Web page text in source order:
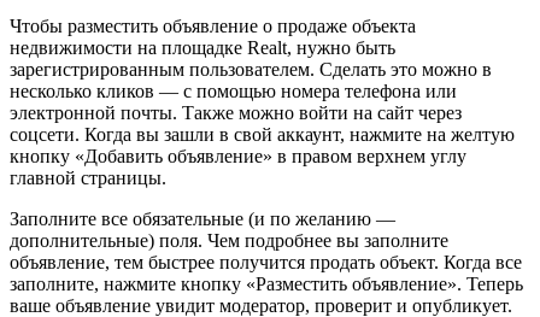
Чтобы разместить объявление о продаже объекта
недвижимости на площадке Realt, нужно быть
зарегистрированным пользователем. Сделать это можно в
несколько кликов — с помощью номера телефона или
электронной почты. Также можно войти на сайт через
соцсети. Когда вы зашли в свой аккаунт, нажмите на желтую
кнопку «Добавить объявление» в правом верхнем углу
главной страницы.
Заполните все обязательные (и по желанию —
дополнительные) поля. Чем подробнее вы заполните
объявление, тем быстрее получится продать объект. Когда все
заполните, нажмите кнопку «Разместить объявление». Теперь
ваше объявление увидит модератор, проверит и опубликует.